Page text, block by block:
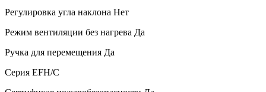
Регулировка угла наклона Нет
Режим вентиляции без нагрева Да
Ручка для перемещения Да
Серия EFH/C